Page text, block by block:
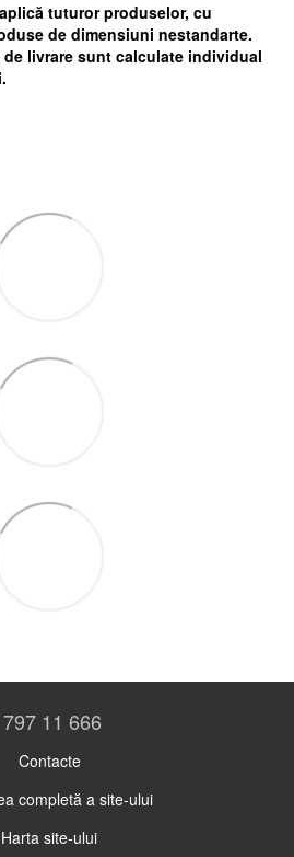
tuturor produselor, cu
de dimensiuni nestandarte.
livrare sunt calculate individual
11 666
Contacte
completă a site-ului
Harta site-ului